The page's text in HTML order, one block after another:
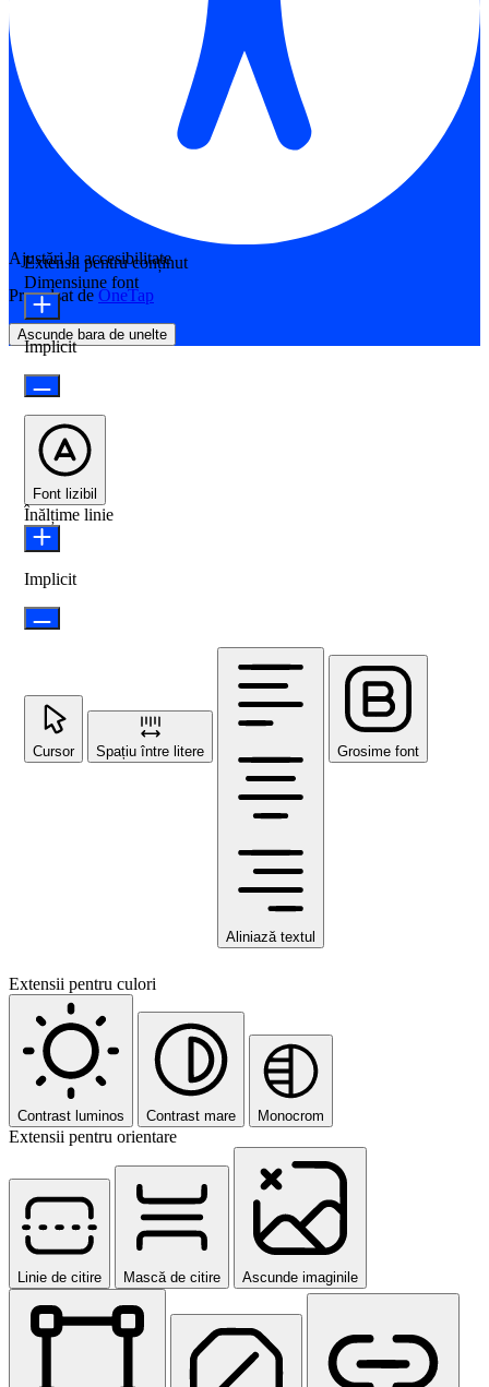
Ajustări la accesibilitate
Propulsat de OneTap
Ascunde bara de unelte
Extensii pentru conținut
Dimensiune font
Implicit
Font lizibil
Înălțime linie
Implicit
Cursor Spațiu între litere
Aliniază textul
Grosime font
Extensii pentru culori
Contrast luminos Contrast mare Monocrom
Extensii pentru orientare
Linie de citire Mască de citire Ascunde imaginile